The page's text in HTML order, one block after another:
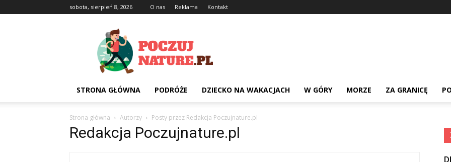
sobota, sierpień 8, 2026 O nas Reklama Kontakt
Poczujnature.pl
STRONA GŁÓWNA PODRÓŻE DZIECKO NA WAKACJACH W GÓRY MORZE ZA GRANICĘ
Strona główna Autorzy Posty przez Redakcja Poczujnature.pl
Redakcja Poczujnature.pl